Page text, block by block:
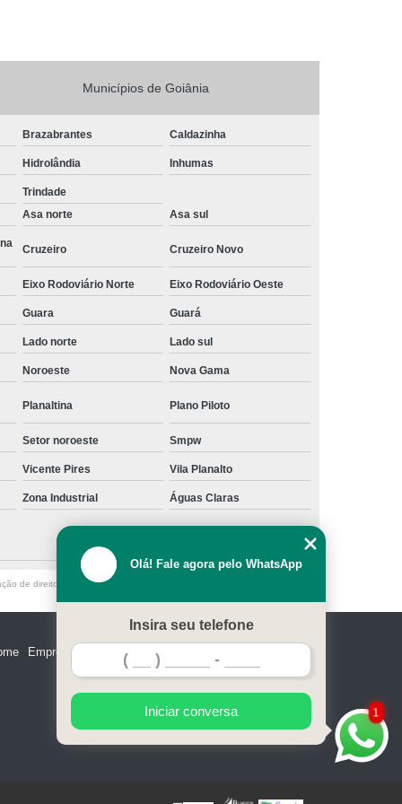
Gerenciamento e Planejamento de Obras
e Gerenciamento de Obras
Gestão de Obras de Construção Civil
em Brasília
Gestão de Obras em Goiânia
Gestão de Obras Profissional
de Obras
Neuroarquitetura
Corporativa
Neuroarquitetura em Brasília
Neuroarquitetura em Hospitais
Neuroarquitetura Iluminação
Neuroarquitetura no Ambiente de Trabalho
Escritório em São Paulo
Escritório em São Paulo
em São Paulo
em São Paulo
Pequeno em São Paulo
em São Paulo
Projeto de Escritório Moderno em São Paulo
em São Paulo
Escritório em São Paulo
em São Paulo
Municípios de Goiânia
Brazabrantes Caldazinha
Hidrolândia Inhumas
Trindade
Asa norte Asa sul
Cruzeiro Cruzeiro Novo
Eixo Rodoviário Norte Eixo Rodoviário Oeste
Guara Guará
Lado norte Lado sul
Noroeste Nova Gama
Planaltina Plano Piloto
Setor noroeste Smpw
Vicente Pires Vila Planalto
Zona Industrial Águas Claras
de direito autoral – artigo 184 do Código Penal –
Empresa Serviços
1
Olá! Fale agora pelo WhatsApp
Insira seu telefone
Iniciar conversa